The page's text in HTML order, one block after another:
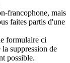
francophone, mais
faites partis d'une
formulaire ci
suppression de
possible.